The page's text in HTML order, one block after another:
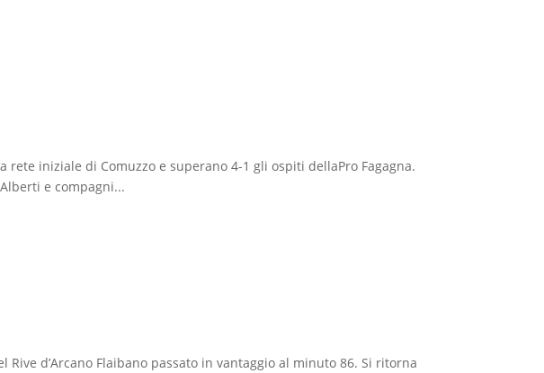
iniziale di Comuzzo e superano 4-1 gli ospiti dellaPro Fagagna.
e compagni...
d’Arcano Flaibano passato in vantaggio al minuto 86. Si ritorna